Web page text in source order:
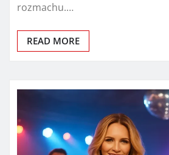
rozmachu.…
READ MORE